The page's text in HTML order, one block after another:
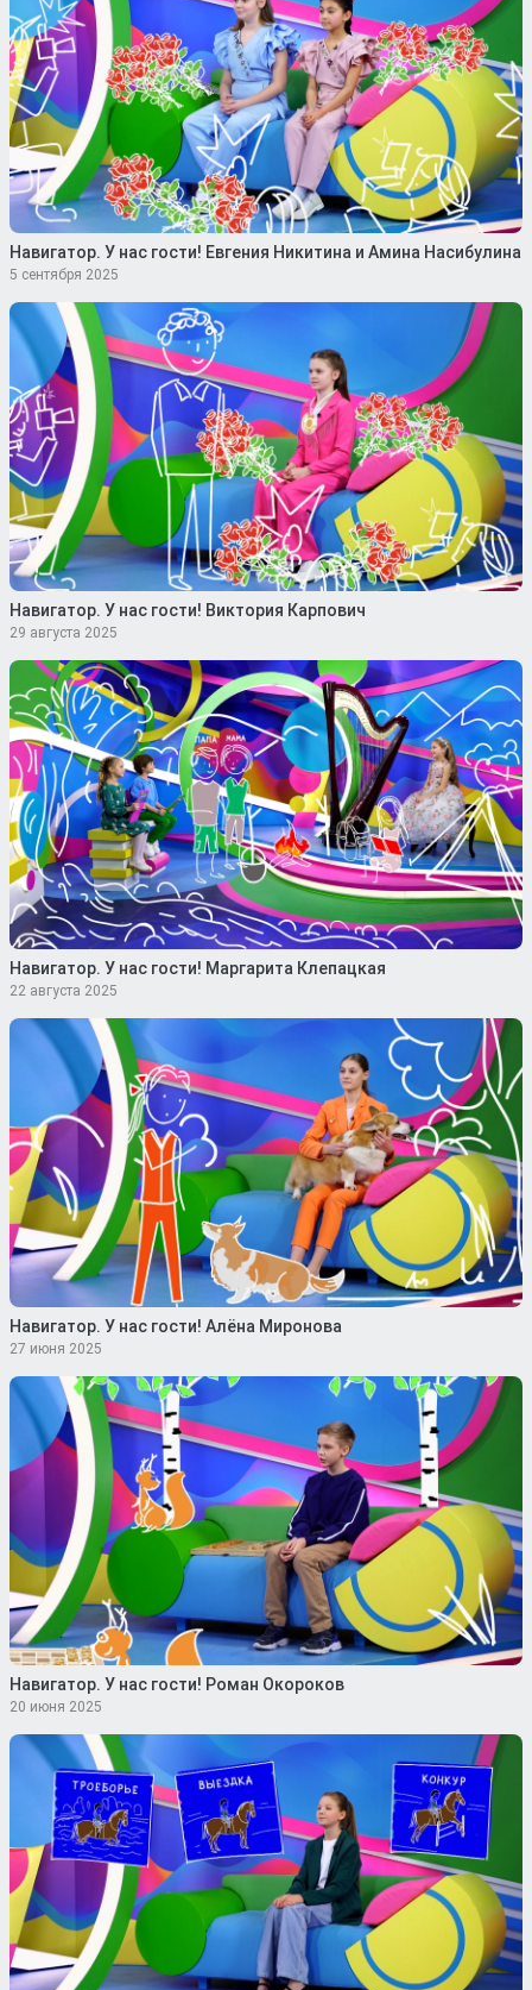
Навигатор. У нас гости! Евгения Никитина и Амина Насибулина
5 сентября 2025
Навигатор. У нас гости! Виктория Карпович
29 августа 2025
Навигатор. У нас гости! Маргарита Клепацкая
22 августа 2025
Навигатор. У нас гости! Алёна Миронова
27 июня 2025
Навигатор. У нас гости! Роман Окороков
20 июня 2025